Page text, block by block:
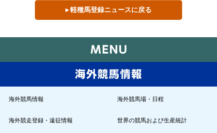
▸ 軽種馬登録ニュースに戻る
海外競馬情報 海外競馬場・日程
海外競走登録・遠征情報 世界の競馬および生産統計